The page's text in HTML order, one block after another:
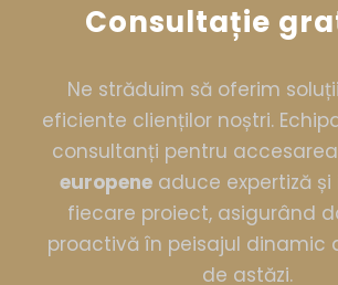
Consultație
Ne străduim să oferim
eficiente clienților noștri.
consultanți pentru accesarea
europeneaduce expertiză și
fiecare proiect, asigurând
proactivă în peisajul dinamic
de astăzi.